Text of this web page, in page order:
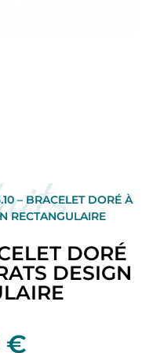
– BRACELET DORÉ À
RECTANGULAIRE
DORÉ
DESIGN
€